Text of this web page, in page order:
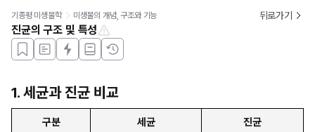
기종평 미생물학 미생물의 개념, 구조와 기능 뒤로가기
진균의 구조 및 특성
1. 세균과 진균 비교
구분 세균 진균